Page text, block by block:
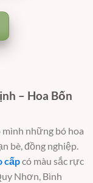
– Hoa Bốn
những bó hoa
bè, đồng nghiệp.
cấpcó màu sắc rực
Nhơn, Bình